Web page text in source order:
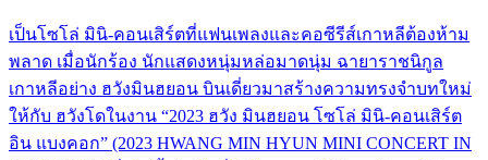
เป็นโซโล่ มินิ-คอนเสิร์ตที่แฟนเพลงและคอซีรีส์เกาหลีต้องห้าม
พลาด เมื่อนักร้อง นักแสดงหนุ่มหล่อมาดนุ่ม ฉายาราชนิกูล
เกาหลีอย่าง ฮวังมินฮยอน บินเดี่ยวมาสร้างความทรงจำบทใหม่
ให้กับ ฮวังโดในงาน “2023 ฮวัง มินฮยอน โซโล่ มินิ-คอนเสิร์ต
อิน แบงคอก” (2023 HWANG MIN HYUN MINI CONCERT IN